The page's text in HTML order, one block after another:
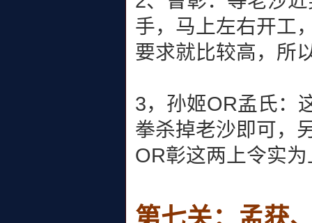
手，马上左右开工
要求就比较高，所
3，孙姬OR孟氏：
拳杀掉老沙即可，
OR彰这两上令实